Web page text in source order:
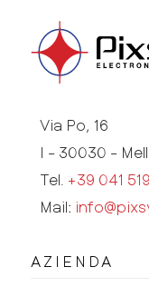
Via Po, 16
I - 30030 -
Tel. +39 041
Mail:
AZIENDA